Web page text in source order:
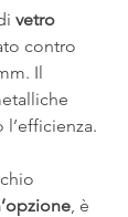
vetro
contro
Il
, è